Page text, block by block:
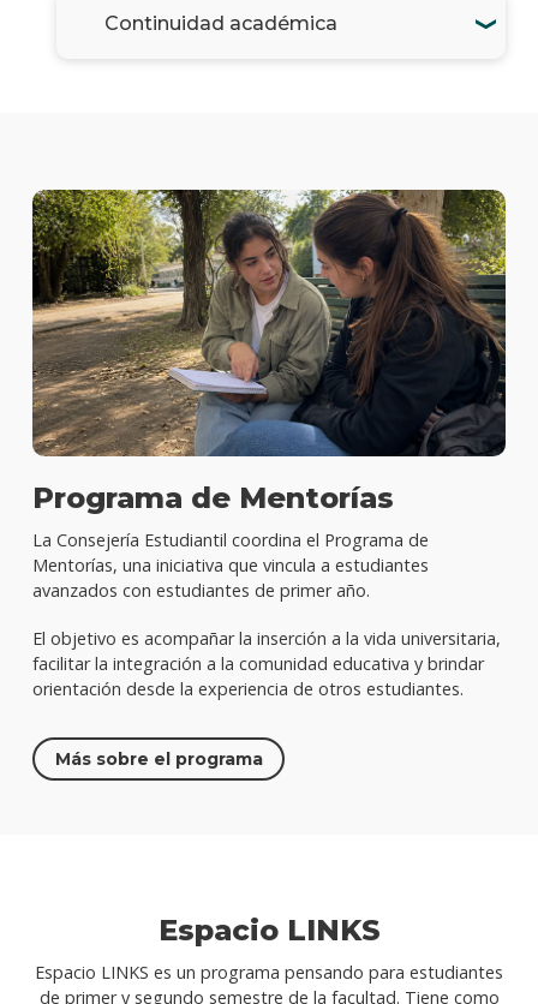
Continuidad académica
Programa de Mentorías
La Consejería Estudiantil coordina el Programa de
Mentorías, una iniciativa que vincula a estudiantes
avanzados con estudiantes de primer año.
El objetivo es acompañar la inserción a la vida universitaria,
facilitar la integración a la comunidad educativa y brindar
orientación desde la experiencia de otros estudiantes.
Más sobre el programa
Espacio LINKS
Espacio LINKS es un programa pensando para estudiantes
de primer y segundo semestre de la facultad. Tiene como